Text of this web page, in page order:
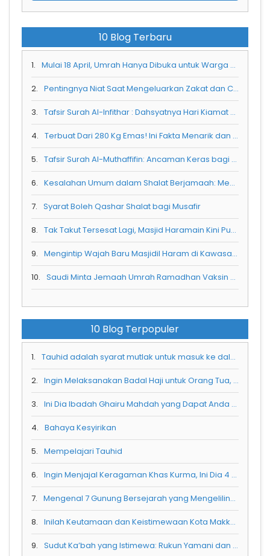
10 Blog Terbaru
1. Mulai 18 April, Umrah Hanya Dibuka untuk Warga Saudi
2. Pentingnya Niat Saat Mengeluarkan Zakat dan Cara Melakukannya
3. Tafsir Surah Al-Infithar : Dahsyatnya Hari Kiamat dan Peringatan bagi manusia
4. Terbuat Dari 280 Kg Emas! Ini Fakta Menarik dan Keistimewaan Pintu Kabah yang Jarang Diketahui
5. Tafsir Surah Al-Muthaffifin: Ancaman Keras bagi Orang yang Curang dalam Timbangan
6. Kesalahan Umum dalam Shalat Berjamaah: Mendahului Imam dan Tidak Mengetahui Gerakannya
7. Syarat Boleh Qashar Shalat bagi Musafir
8. Tak Takut Tersesat Lagi, Masjid Haramain Kini Punya Peta Pintar Interaktif yang Bisa Pandu Jemaah
9. Mengintip Wajah Baru Masjidil Haram di Kawasan Perluasan Ketiga dan Sistem Layanan Terpadunya
10. Saudi Minta Jemaah Umrah Ramadhan Vaksin Meningitis Sebelum Berangkat ke Tanah Suci
10 Blog Terpopuler
1. Tauhid adalah syarat mutlak untuk masuk ke dalam surga
2. Ingin Melaksanakan Badal Haji untuk Orang Tua, Ini Dia Syaratnya
3. Ini Dia Ibadah Ghairu Mahdah yang Dapat Anda Kerjakan Saat Haji dan Umrah
4. Bahaya Kesyirikan
5. Mempelajari Tauhid
6. Ingin Menjajal Keragaman Khas Kurma, Ini Dia 4 Kurma Rekomendasi Untuk Anda
7. Mengenal 7 Gunung Bersejarah yang Mengelilingi Masjidil Haram
8. Inilah Keutamaan dan Keistimewaan Kota Makkah Al Mukarramah
9. Sudut Ka’bah yang Istimewa: Rukun Yamani dan Makna Spiritualnya